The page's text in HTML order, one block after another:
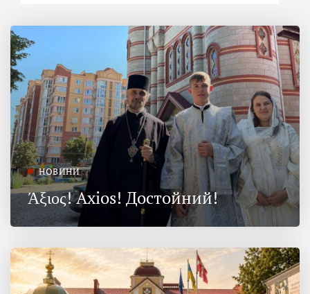
НОВИНИ
Άξιος! Axios! Достойний!